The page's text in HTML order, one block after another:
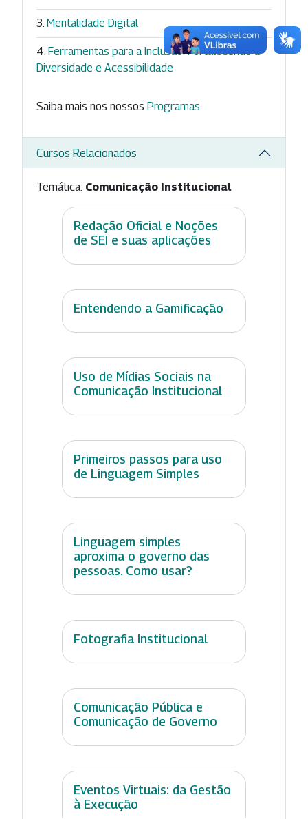
Mentalidade Digital
Ferramentas para a Inclusão: Fortalecendo a
Diversidade e Acessibilidade
Saiba mais nos nossos Programas.
Cursos Relacionados
Temática: Comunicação Institucional
Redação Oficial e Noções
de SEI e suas aplicações
Entendendo a Gamificação
Uso de Mídias Sociais na
Comunicação Institucional
Primeiros passos para uso
de Linguagem Simples
Linguagem simples
aproxima o governo das
pessoas. Como usar?
Fotografia Institucional
Comunicação Pública e
Comunicação de Governo
Eventos Virtuais: da Gestão
à Execução